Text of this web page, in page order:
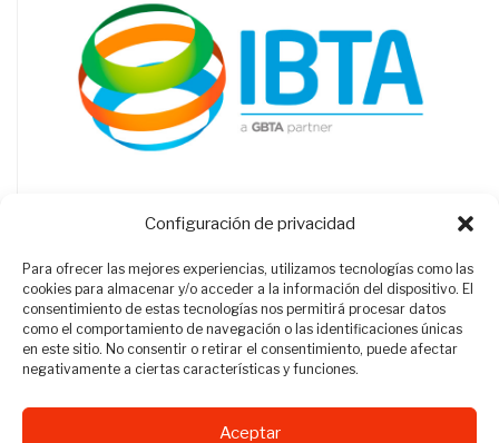
Configuración de privacidad
Para ofrecer las mejores experiencias, utilizamos tecnologías como las
cookies para almacenar y/o acceder a la información del dispositivo. El
consentimiento de estas tecnologías nos permitirá procesar datos
como el comportamiento de navegación o las identificaciones únicas
en este sitio. No consentir o retirar el consentimiento, puede afectar
negativamente a ciertas características y funciones.
Aceptar